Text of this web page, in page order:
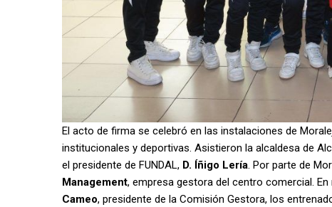
El acto de firma se celebró en las instalaciones de
institucionales y deportivas. Asistieron la alcaldesa de
el presidente de FUNDAL, D. Íñigo Lería. Por parte de
Management, empresa gestora del centro comercial.
Cameo, presidente de la Comisión Gestora, los